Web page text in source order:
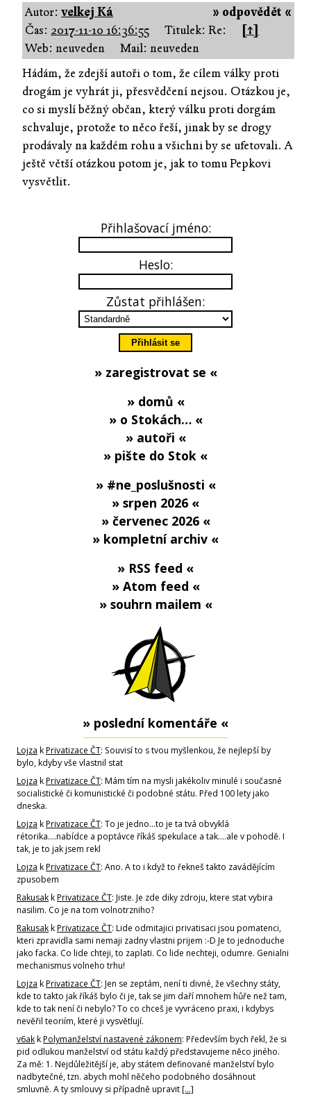
» odpovědět «
Autor:velkej Ká
Čas: 2017-11-10 16:36:55 Titulek: Re:
[↑]
Web: neuveden
Mail: neuveden
Hádám, že zdejší autoři o tom, že cílem války proti
drogám je vyhrát ji, přesvědčení nejsou. Otázkou je,
co si myslí běžný občan, který válku proti dorgám
schvaluje, protože to něco řeší, jinak by se drogy
prodávaly na každém rohu a všichni by se ufetovali. A
ještě větší otázkou potom je, jak to tomu Pepkovi
vysvětlit.
Přihlašovací jméno:
Heslo:
Zůstat přihlášen:
» zaregistrovat se «
» domů «
» o Stokách… «
» autoři «
» pište do Stok «
» #ne_poslušnosti «
» srpen 2026 «
» červenec 2026 «
» kompletní archiv «
» RSS feed «
» Atom feed «
» souhrn mailem «
» poslední komentáře «
Lojza kPrivatizace ČT: Souvisí to s tvou myšlenkou, že nejlepší by
bylo, kdyby vše vlastnil stat
Lojza kPrivatizace ČT: Mám tím na mysli jakékoliv minulé i současné
socialistické či komunistické či podobné státu. Před 100 lety jako
dneska.
Lojza kPrivatizace ČT: To je jedno...to je ta tvá obvyklá
rétorika....nabídce a poptávce říkáš spekulace a tak....ale v pohodě. I
tak, je to jak jsem rekl
Lojza kPrivatizace ČT: Ano. A to i když to řekneš takto zavádějícím
zpusobem
RakusakkPrivatizace ČT: Jiste. Je zde diky zdroju, ktere stat vybira
nasilim. Co je na tom volnotrzniho?
RakusakkPrivatizace ČT: Lide odmitajici privatisaci jsou pomatenci,
kteri zpravidla sami nemaji zadny vlastni prijem :-D Je to jednoduche
jako facka. Co lide chteji, to zaplati. Co lide nechteji, odumre. Genialni
mechanismus volneho trhu!
Lojza kPrivatizace ČT: Jen se zeptám, není ti divné, že všechny státy,
kde to takto jak říkáš bylo či je, tak se jim daří mnohem hůře než tam,
kde to tak není či nebylo? To co chceš je vyvráceno praxi, i kdybys
nevěřil teoriím, které ji vysvětlují.
v6akkPolymanželství nastavené zákonem: Především bych řekl, že si
pid odlukou manželství od státu každý představujeme něco jiného.
Za mě: 1. Nejdůležitější je, aby státem definované manželství bylo
nadbytečné, tzn. abych mohl něčeho podobného dosáhnout
smluvně. A ty smlouvy si případně upravit[…]